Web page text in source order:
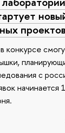
конкурсе
с
начинается